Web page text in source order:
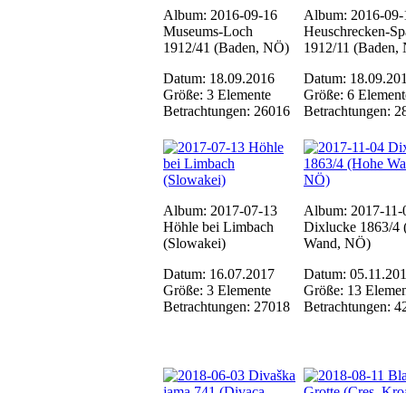
Album: 2016-09-16
Museums-Loch
1912/41 (Baden, NÖ)
Datum: 18.09.2016
Größe: 3 Elemente
Betrachtungen: 26016
Album: 2016-09-
Heuschrecken-
1912/11 (Baden,
Datum:
Größe: 6
Betrachtungen:
Album: 2017-07-13
Höhle bei Limbach
(Slowakei)
Datum: 16.07.2017
Größe: 3 Elemente
Betrachtungen: 27018
Album: 2017-11-
Dixlucke 1863/4
Wand, NÖ)
Datum:
Größe: 13
Betrachtungen: